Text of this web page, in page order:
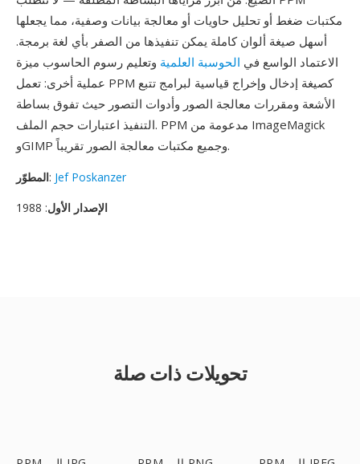
مكتبات ضغط أو تحليل حاويات أو معالجة بيانات وصفية، مما يجعلها
أسهل صيغة ألوان كاملة يمكن تنفيذها من الصفر بأي لغة برمجة.
الاعتماد الواسع في الحوسبة العلمية وتعليم رسوم الحاسوب ميزة
عملية أخرى: تعمل PPM كصيغة إدخال وإخراج قياسية لبرامج تتبع
الأشعة ومقررات معالجة الصور وأدوات التصور حيث تفوق بساطة
التنفيذ اعتبارات حجم الملف. PPM مدعومة من ImageMagick
وGIMP وجميع مكتبات معالجة الصور تقريباً.
المطوّر: Jef Poskanzer
الإصدار الأول: 1988
تحويلات ذات صلة